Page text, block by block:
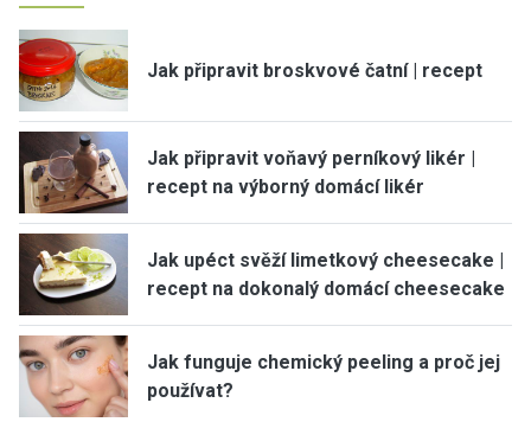
Jak připravit broskvové čatní | recept
Jak připravit voňavý perníkový likér |
recept na výborný domácí likér
Jak upéct svěží limetkový cheesecake |
recept na dokonalý domácí cheesecake
Jak funguje chemický peeling a proč jej
používat?